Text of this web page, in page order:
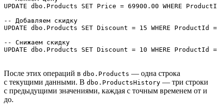
UPDATE dbo.Products SET Price = 69900.00 WHERE
-- Добавляем скидку
UPDATE dbo.Products SET Discount = 15 WHERE ProductId
-- Снижаем скидку
UPDATE dbo.Products SET Discount = 10 WHERE ProductId
После этих операций в dbo.Products — одна строка
с текущими данными. В dbo.ProductsHistory — три строки
с предыдущими значениями, каждая с точным временем от и
до.